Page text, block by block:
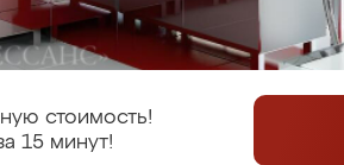
стоимость!
15 минут!